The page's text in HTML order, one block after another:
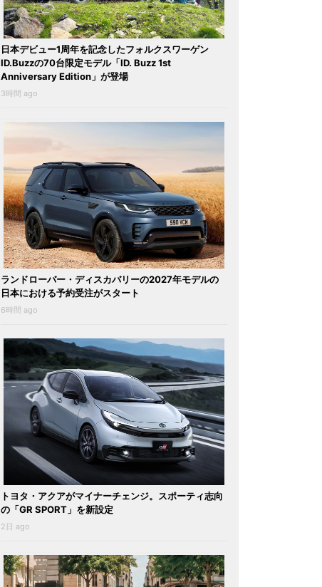
日本デビュー1周年を記念したフォルクスワーゲン
ID.Buzzの70台限定モデル「ID. Buzz 1st
Anniversary Edition」が登場
3時間 ago
ランドローバー・ディスカバリーの2027年モデルの
日本における予約受注がスタート
6時間 ago
トヨタ・アクアがマイナーチェンジ。スポーティ志向
の「GR SPORT」を新設定
2日 ago